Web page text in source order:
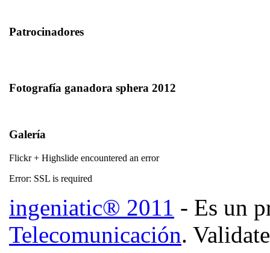
Patrocinadores
Fotografía ganadora sphera 2012
Galería
Flickr + Highslide encountered an error
Error: SSL is required
ingeniatic® 2011 - Es un
Telecomunicación.